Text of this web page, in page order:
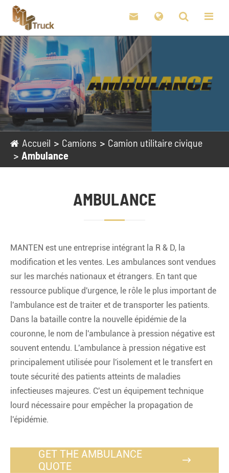

Accueil Camions
Camion utilitaire civique
Ambulance
AMBULANCE
MANTEN est une entreprise intégrant la R & D, la
modification et les ventes. Les ambulances sont vendues
sur les marchés nationaux et étrangers. En tant que
ressource publique d'urgence, le rôle le plus important de
l'ambulance est de traiter et de transporter les patients.
Dans la bataille contre la nouvelle épidémie de la
couronne, le nom de l'ambulance à pression négative est
souvent entendu. L'ambulance à pression négative est
principalement utilisée pour l'isolement et le transfert en
toute sécurité des patients atteints de maladies
infectieuses majeures. C'est un équipement technique
lourd nécessaire pour empêcher la propagation de
l'épidémie.
GET THE AMBULANCE
QUOTE
